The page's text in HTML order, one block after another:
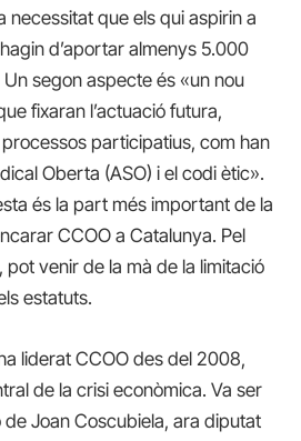
necessitat que els qui aspirin a
d’aportar almenys 5.000
segon aspecte és «un nou
fixaran l’actuació futura,
participatius, com han
Oberta (ASO) i el codi ètic».
és la part més important de la
CCOO a Catalunya. Pel
pot venir de la mà de la limitació
estatuts.
liderat CCOO des del 2008,
de la crisi econòmica. Va ser
Joan Coscubiela, ara diputat